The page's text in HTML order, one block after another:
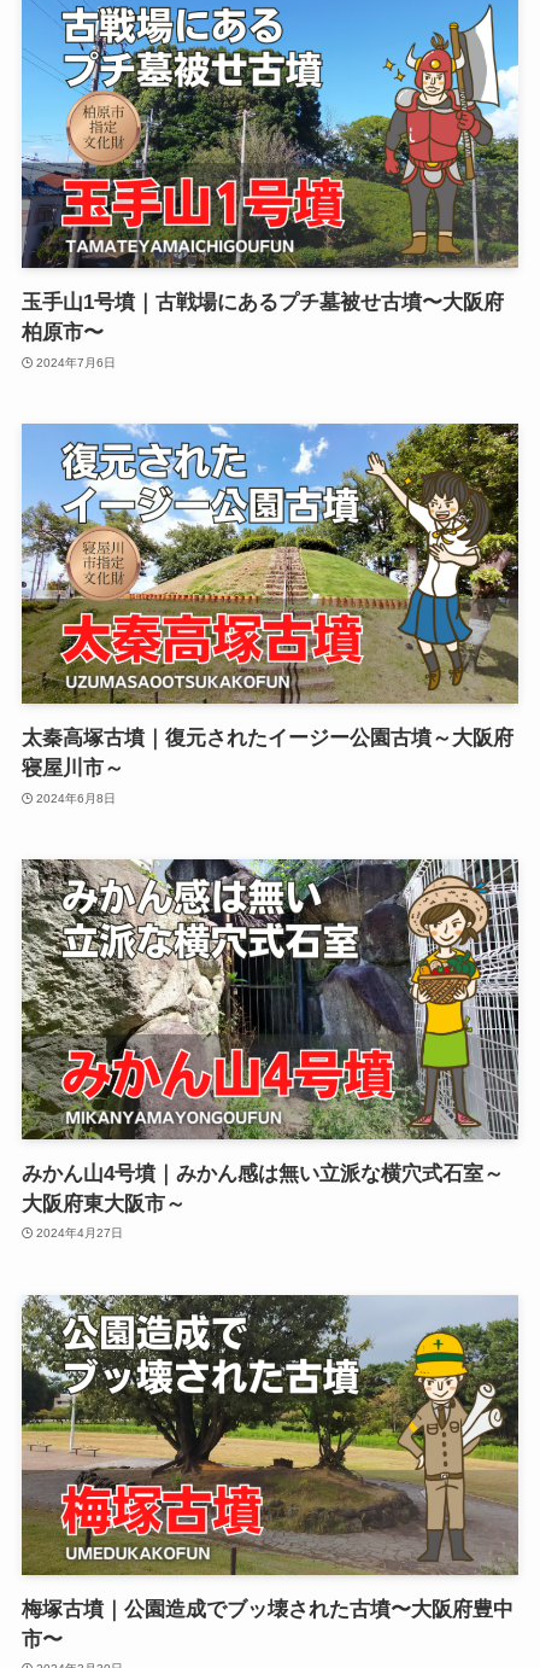
玉手山1号墳｜古戦場にあるプチ墓被せ古墳〜大阪府
柏原市〜
2024年7月6日
太秦高塚古墳｜復元されたイージー公園古墳～大阪府
寝屋川市～
2024年6月8日
みかん山4号墳｜みかん感は無い立派な横穴式石室～
大阪府東大阪市～
2024年4月27日
梅塚古墳｜公園造成でブッ壊された古墳〜大阪府豊中
市〜